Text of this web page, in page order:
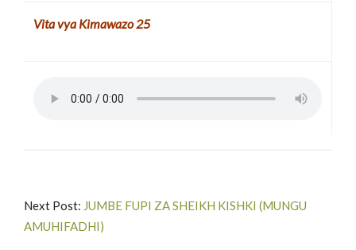
Vita vya Kimawazo25
Next Post: JUMBE FUPI ZA SHEIKH KISHKI (MUNGU
AMUHIFADHI)